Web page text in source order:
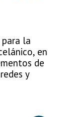
la
en
de
y